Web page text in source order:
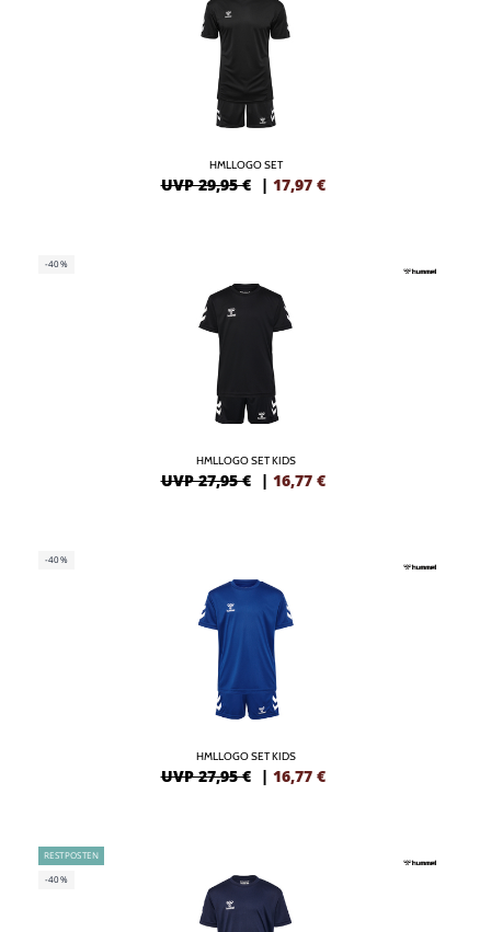
HMLLOGO SET
UVP 29,95 € | 17,97 €
-40%
HMLLOGO SET KIDS
UVP 27,95 € | 16,77 €
-40%
HMLLOGO SET KIDS
UVP 27,95 € | 16,77 €
RESTPOSTEN
-40%